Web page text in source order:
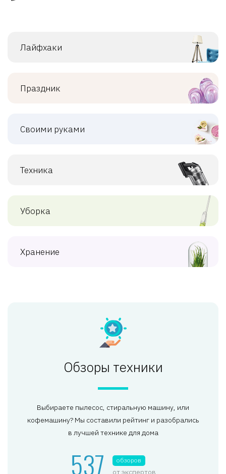
Лайфхаки
Праздник
Своими руками
Техника
Уборка
Хранение
Обзоры техники
Выбираете пылесос, стиральную машину, или
кофемашину? Мы составили рейтинг и разобрались
в лучшей технике для дома
537 обзоров
от экспертов